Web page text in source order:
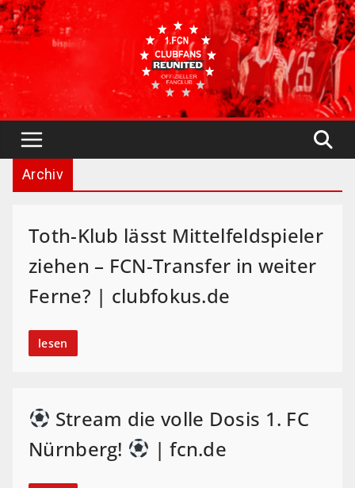
Skip
to
content
Archiv
Toth-Klub lässt Mittelfeldspieler
ziehen – FCN-Transfer in weiter
Ferne? | clubfokus.de
lesen
Stream die volle Dosis 1. FC
Nürnberg!
| fcn.de